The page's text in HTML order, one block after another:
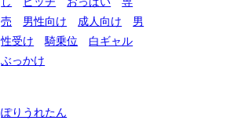
売
男性向け 成人向け
男
性受け
騎乗位
白ギャル
ぶっかけ
ぽりうれたん